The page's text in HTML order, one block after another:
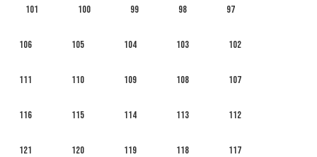
97
98
99
100
101
102
103
104
105
106
107
108
109
110
111
112
113
114
115
116
117
118
119
120
121